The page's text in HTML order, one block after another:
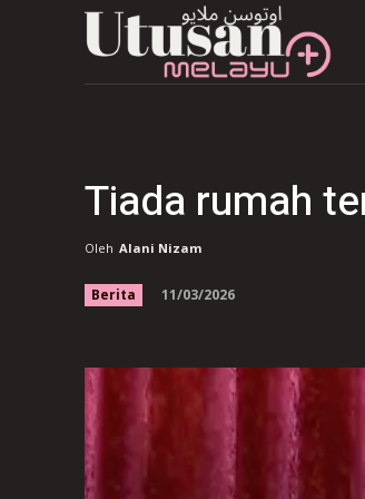
Tiada rumah
Oleh Alani Nizam
Berita 11/03/2026